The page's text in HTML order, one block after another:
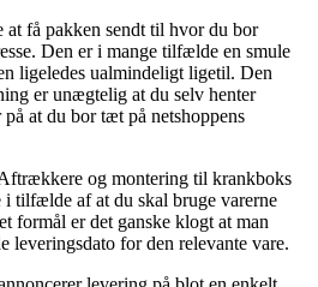
at få pakken sendt til hvor du bor
Den er i mange tilfælde en smule
ligeledes ualmindeligt ligetil. Den
er unægtelig at du selv henter
at du bor tæt på netshoppens
og montering til krankboks
i tilfælde af at du skal bruge varerne
formål er det ganske klogt at man
leveringsdato for den relevante vare.